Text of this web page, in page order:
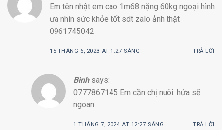
Em tên nhật em cao 1m68 nặng 60kg ngoại hình
ưa nhìn sức khỏe tốt sdt zalo ảnh thật
0961745042
15 THÁNG 6, 2023 AT 1:27 SÁNG TRẢ LỜI
Bình says:
0777867145 Em cần chị nuôi. hứa sẽ
ngoan
1 THÁNG 7, 2024 AT 12:27 SÁNG TRẢ LỜI